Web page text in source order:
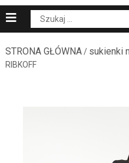
Szukaj:
STRONA GŁÓWNA/ sukienki
RIBKOFF